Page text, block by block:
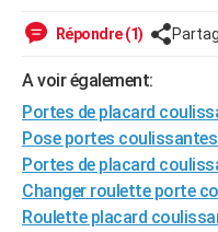
Guides de France
Escapades
Patrimoine
Expositions
Musées
Week-end nature
LIFESTYLE
SANTE
Alimentation
Guide de la santé
Maladies
Médicaments
Sommeil
VOYAGE
Destinations
City break
Voyage nature
Voyage de noces
Forum
Climat
+PHOTO
GUIDES D'ACHAT
Répondre (1)
A voir également:
Portes de placard
Pose portes
Portes de placard
Changer roulette porte
Roulette placard